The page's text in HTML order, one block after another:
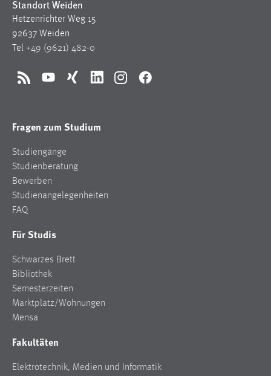
Standort Weiden
Hetzenrichter Weg 15
92637 Weiden
Tel +49 (9621) 482-0
RSS YouTubeXing LinkedInInstagramFacebook
Fragen zum Studium
Studiengänge
Studienberatung
Bewerben
Studienangelegenheiten
FAQ
Für Studis
Schwarzes Brett
Bibliothek
Semesterzeiten
Marktplatz/Wohnungen
Mensa
Fakultäten
Elektrotechnik, Medien und Informatik
Optionen des Benutzers
Cookie Laufzeit:
1 Jahr
Performance
Zweck:
gespeichert, ob man eingeloggt ist.
Sprachpräferenz
site-language-preference
Zweck:
Cookie Laufzeit:
30 Tage
Chat
Name: